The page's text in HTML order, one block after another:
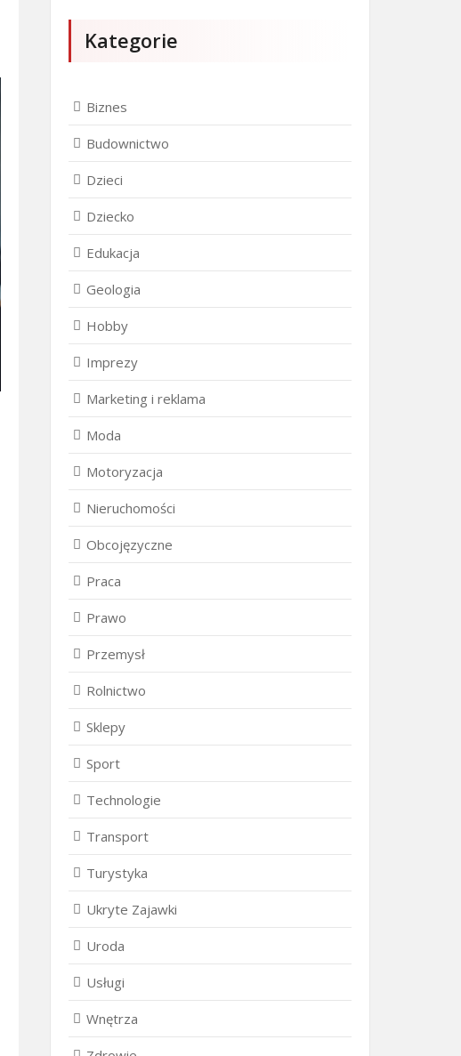
Kategorie
Biznes
Budownictwo
Dzieci
Dziecko
Edukacja
Geologia
Hobby
Imprezy
Marketing i reklama
Moda
Motoryzacja
Nieruchomości
Obcojęzyczne
Praca
Prawo
Przemysł
Rolnictwo
Sklepy
Sport
Technologie
Transport
Turystyka
Ukryte Zajawki
Uroda
Usługi
Wnętrza